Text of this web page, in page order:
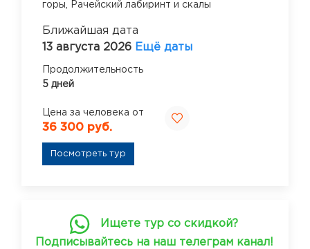
горы,
Рачейский лабиринт и скалы
Ближайшая дата
13 августа 2026 Ещё даты
Продолжительность
5 дней
Цена за человека от
36 300 руб.
Посмотреть тур
Ищете тур со скидкой?
Подписывайтесь на наш телеграм канал!